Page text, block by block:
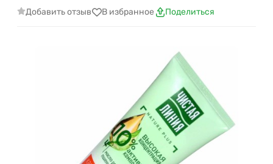
Добавить отзыв В избранное Поделиться